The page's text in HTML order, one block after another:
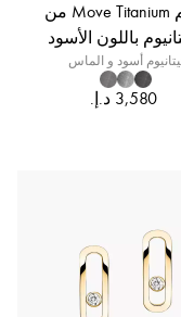
خاتم Move Titanium من
باللون الأسود
أسود و الماس